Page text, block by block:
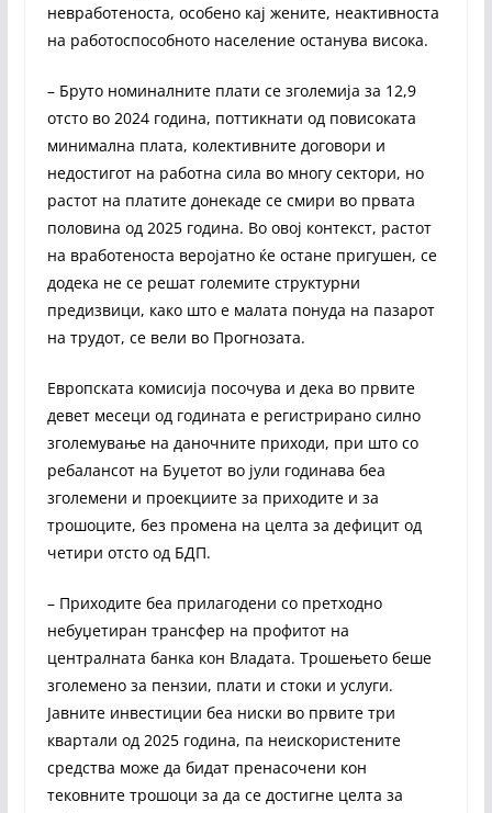
невработеноста, особено кај жените, неактивноста
на работоспособното население останува висока.
– Бруто номиналните плати се зголемија за 12,9
отсто во 2024 година, поттикнати од повисоката
минимална плата, колективните договори и
недостигот на работна сила во многу сектори, но
растот на платите донекаде се смири во првата
половина од 2025 година. Во овој контекст, растот
на вработеноста веројатно ќе остане пригушен, се
додека не се решат големите структурни
предизвици, како што е малата понуда на пазарот
на трудот, се вели во Прогнозата.
Европската комисија посочува и дека во првите
девет месеци од годината е регистрирано силно
зголемување на даночните приходи, при што со
ребалансот на Буџетот во јули годинава беа
зголемени и проекциите за приходите и за
трошоците, без промена на целта за дефицит од
четири отсто од БДП.
– Приходите беа прилагодени со претходно
небуџетиран трансфер на профитот на
централната банка кон Владата. Трошењето беше
зголемено за пензии, плати и стоки и услуги.
Јавните инвестиции беа ниски во првите три
квартали од 2025 година, па неискористените
средства може да бидат пренасочени кон
тековните трошоци за да се достигне целта за